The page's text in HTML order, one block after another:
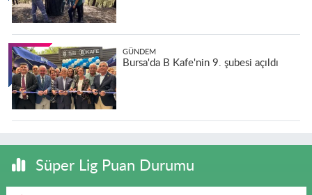
GÜNDEM
Bursa'da B Kafe'nin 9. şubesi açıldı
Süper Lig Puan Durumu